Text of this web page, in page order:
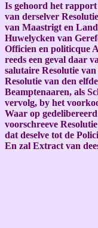
Is gehoord het rapport
van derselver
van Maastrigt en
Huwelycken van
Officien en politicque
reeds een geval daar
salutaire Resolutie
Resolutie van den
Beamptenaaren, als
vervolg, by het
Waar op
voorschreeve
dat deselve tot de
En zal Extract van